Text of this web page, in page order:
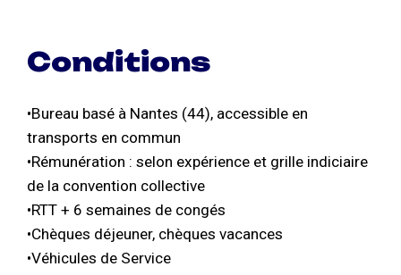
Conditions
•Bureau basé à Nantes (44), accessible en
transports en commun
•Rémunération : selon expérience et grille indiciaire
de la convention collective
•RTT + 6 semaines de congés
•Chèques déjeuner, chèques vacances
•Véhicules de Service